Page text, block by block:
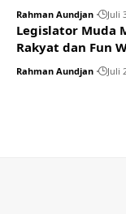
Rahman Aundjan Juli
Legislator Muda
Rakyat dan Fun
Rahman Aundjan Juli